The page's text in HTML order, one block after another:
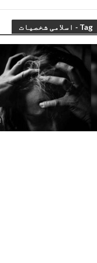
Tag - اسلامی شخصیات